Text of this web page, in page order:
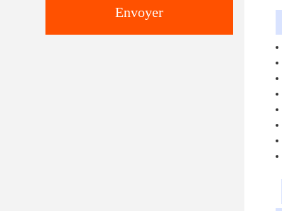
Envoyer